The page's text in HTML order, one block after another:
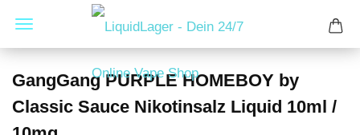
GangGang PURPLE HOMEBOY by
Classic Sauce Nikotinsalz Liquid 10ml /